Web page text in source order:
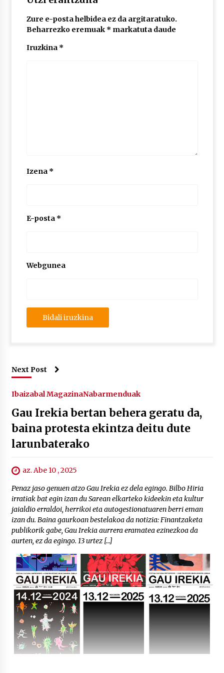
2026/07/03
MUSIBLA #297: Bide, Boards Of Canada, Somak,
Zure e-posta helbidea ez da argitaratuko.
Beharrezko eremuak * markatuta daude
Iruzkina *
Izena *
E-posta *
Webgunea
Next Post
Ibaizabal MagazinaNabarmenduak
Gau Irekia bertan behera geratu da,
baina protesta ekintza deitu dute
larunbaterako
az. Abe 10 , 2025
Penaz jaso genuen atzo Gau Irekia ez dela egingo. Bilbo Hiria
irratiak bat egin izan du Sarean elkarteko kideekin eta kultur
jaialdio erraldoi, herrikoi eta autogestionatuaren berri eman
izan du. Baina gaurkoan bestelakoa da notizia: Finantzaketa
publikorik gabe, Gau Irekia aurrera eramatea ezinezkoa da
aurten, ez da egingo. 13 urtez […]